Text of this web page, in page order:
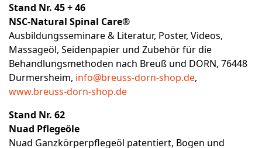
Stand Nr. 45 + 46
NSC-Natural Spinal Care®
Ausbildungsseminare & Literatur, Poster, Videos,
Massageöl, Seidenpapier und Zubehör für die
Behandlungsmethoden nach Breuß und DORN, 76448
Durmersheim, info@breuss-dorn-shop.de,
www.breuss-dorn-shop.de
Stand Nr. 62
Nuad Pflegeöle
Nuad Ganzkörperpflegeöl patentiert, Bogen und